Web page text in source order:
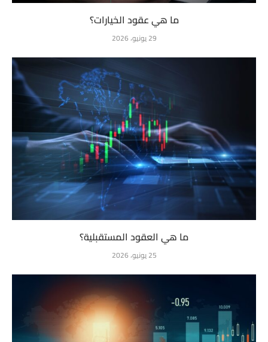
ما هي عقود الخيارات؟
29 يونيو، 2026
ما هي العقود المستقبلية؟
25 يونيو، 2026